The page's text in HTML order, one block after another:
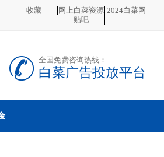
收藏
网上白菜资源
贴吧
2024白菜网
全国免费咨询热线：
白菜广告投放平台